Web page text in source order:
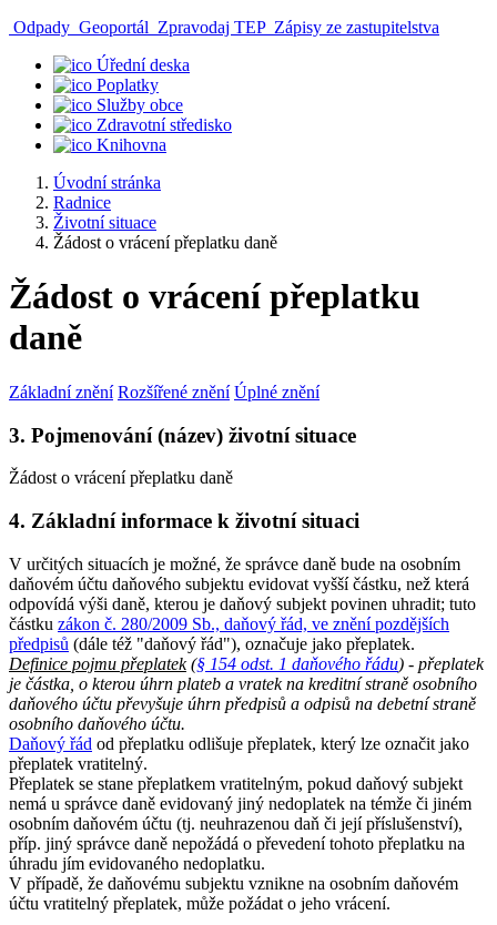
Odpady Geoportál Zpravodaj TEP Zápisy ze zastupitelstva
Úřední deska
Poplatky
Služby obce
Zdravotní středisko
Knihovna
Úvodní stránka
Radnice
Životní situace
Žádost o vrácení přeplatku daně
Žádost o vrácení přeplatku
daně
Základní znění Rozšířené znění Úplné znění
3. Pojmenování (název) životní situace
Žádost o vrácení přeplatku daně
4. Základní informace k životní situaci
V určitých situacích je možné, že správce daně bude na osobním
daňovém účtu daňového subjektu evidovat vyšší částku, než která
odpovídá výši daně, kterou je daňový subjekt povinen uhradit; tuto
částku zákon č. 280/2009 Sb., daňový řád, ve znění pozdějších
předpisů (dále též "daňový řád"), označuje jako přeplatek.
Definice pojmu přeplatek(§ 154 odst. 1 daňového řádu) - přeplatek
je částka, o kterou úhrn plateb a vratek na kreditní straně osobního
daňového účtu převyšuje úhrn předpisů a odpisů na debetní straně
osobního daňového účtu.
Daňový řád od přeplatku odlišuje přeplatek, který lze označit jako
přeplatek vratitelný.
Přeplatek se stane přeplatkem vratitelným, pokud daňový subjekt
nemá u správce daně evidovaný jiný nedoplatek na témže či jiném
osobním daňovém účtu (tj. neuhrazenou daň či její příslušenství),
příp. jiný správce daně nepožádá o převedení tohoto přeplatku na
úhradu jím evidovaného nedoplatku.
V případě, že daňovému subjektu vznikne na osobním daňovém
účtu vratitelný přeplatek, může požádat o jeho vrácení.